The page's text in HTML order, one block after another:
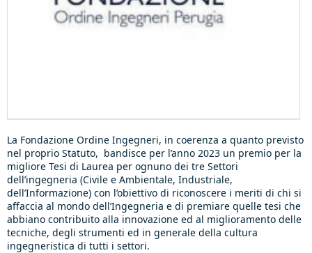
La Fondazione Ordine Ingegneri, in coerenza a quanto previsto
nel proprio Statuto, bandisce per l’anno 2023 un premio per la
migliore Tesi di Laurea per ognuno dei tre Settori
dell’ingegneria (Civile e Ambientale, Industriale,
dell’Informazione) con l’obiettivo di riconoscere i meriti di chi si
affaccia al mondo dell’Ingegneria e di premiare quelle tesi che
abbiano contribuito alla innovazione ed al miglioramento delle
tecniche, degli strumenti ed in generale della cultura
ingegneristica di tutti i settori.